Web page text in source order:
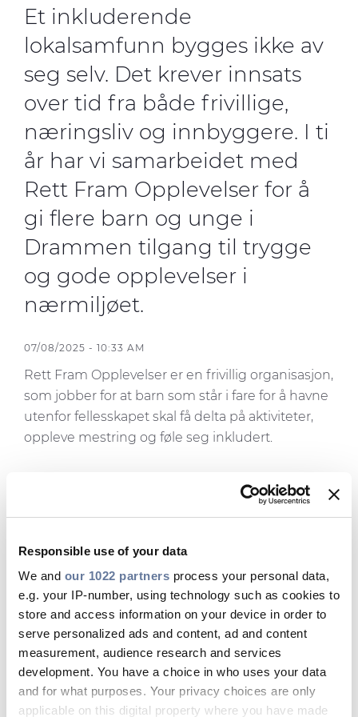
Responsible use of your data
We and our 1022 partners process your personal data,
e.g. your IP-number, using technology such as cookies to
store and access information on your device in order to
serve personalized ads and content, ad and content
measurement, audience research and services
development. You have a choice in who uses your data
and for what purposes. Your privacy choices are only
applicable on this digital property where you have made
DoP
Bærekraft
Kontakt oss
Nyheter
Om oss
Eventyret i Drammen
Karriere – Jobb i Prysmian
Etikk og integritet
Åpenhetsloven
Mediebibliotek
Nyhetsbrev
Cable App
Et inkluderende
lokalsamfunn bygges ikke av
seg selv. Det krever innsats
over tid fra både frivillige,
næringsliv og innbyggere. I ti
år har vi samarbeidet med
Rett Fram Opplevelser for å
gi flere barn og unge i
Drammen tilgang til trygge
og gode opplevelser i
nærmiljøet.
07/08/2025 - 10:33 AM
Rett Fram Opplevelser er en frivillig organisasjon,
som jobber for at barn som står i fare for å havne
utenfor fellesskapet skal få delta på aktiviteter,
oppleve mestring og føle seg inkludert.
En sterkere kobling til
I Prysmian støtter vi arbeidet til organisasjonen
både økonomisk og gjennom aktiv deltakelse.
— Flere av våre ansatte er ivrig frivillige og
hjelper til ved julefeiringer, påskeferie, 17.mai og
aktiviteter i sommerferier. Dette er noe vi som
bedrift oppfordrer våre ansatte til å gjøre, og
frivillig innsats blir godkjent som arbeidstimer